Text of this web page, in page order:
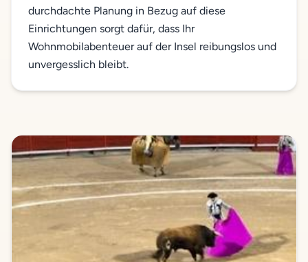
durchdachte Planung in Bezug auf diese
Einrichtungen sorgt dafür, dass Ihr
Wohnmobilabenteuer auf der Insel reibungslos und
unvergesslich bleibt.